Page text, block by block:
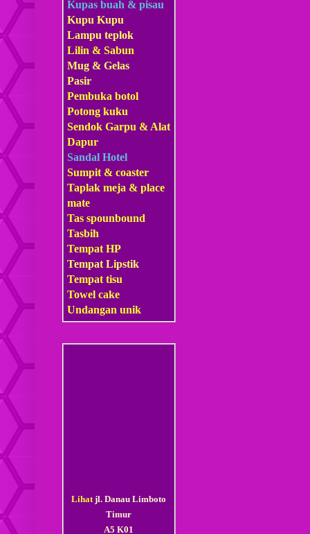
Kupas buah & pisau
Kupu Kupu
Lampu teplok
Lilin & Sabun
Mug & Gelas
Pasir
Pembuka botol
Potong kuku
Sendok Garpu & Alat
Dapur
Sandal Hotel
Sumpit & coaster
Taplak meja & place
mate
Tas spounbound
Tasbih
Tempat HP
Tempat Lipstik
Tempat tisu
Towel cake
Undangan unik
Lihatjl. Danau Limboto
Timur
A5 K01